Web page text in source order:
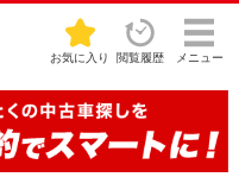
お気に入り 閲覧履歴 メニュー